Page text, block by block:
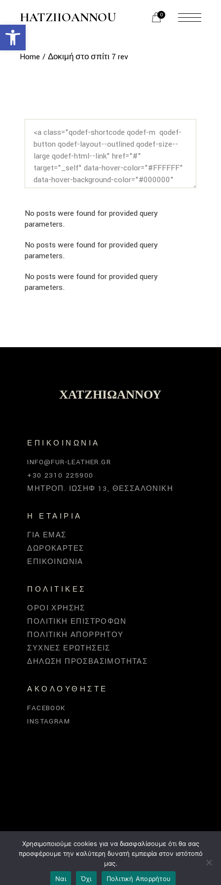
HATZIIOANNOU 0
Home Δοκιμή στο σπίτι 7 rev
No posts were found for provided query
parameters.
No posts were found for provided query
parameters.
No posts were found for provided query
parameters.
ΧΑΤΖΗΙΩΆΝΝΟΥ
ΕΠΙΚΟΙΝΩΝΊΑ
INFO@FUR-LEATHER.GR
+30 2310 225900
ΜΗΤΡΟΠ. ΙΩΣΉΦ 13, ΘΕΣΣΑΛΟΝΊΚΗ
Η ΕΤΑΙΡΊΑ
ΓΙΑ ΕΜΆΣ
ΔΩΡΟΚΆΡΤΕΣ
ΕΠΙΚΟΙΝΩΝΊΑ
ΠΟΛΙΤΙΚΈΣ
ΌΡΟΙ ΧΡΉΣΗΣ
ΠΟΛΙΤΙΚΉ ΕΠΙΣΤΡΟΦΏΝ
ΠΟΛΙΤΙΚΉ ΑΠΟΡΡΉΤΟΥ
ΣΥΧΝΈΣ ΕΡΩΤΉΣΕΙΣ
ΔΉΛΩΣΗ ΠΡΟΣΒΑΣΙΜΌΤΗΤΑΣ
ΑΚΟΛΟΥΘΉΣΤΕ
FACEBOOK
INSTAGRAM
Ανοίξτε τη γραμμή εργαλείων
Χρησιμοποιούμε cookies για να διασφαλίσουμε ότι θα σας
προσφέρουμε την καλύτερη δυνατή εμπειρία στον ιστότοπό
μας.
Ναι
Όχι Πολιτική Απορρήτου